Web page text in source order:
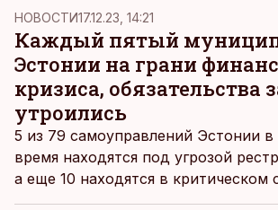
деньги не в декабре, как это было
позже.
НОВОСТИ17.12.23, 14:21
Каждый пятый
Эстонии на грани
кризиса, обязательства
утроились
5 из 79 самоуправлений Эстонии в настоящее
время находятся под угрозой
а еще 10 находятся в критическом
Вейкко Лухалайд, исполнительный